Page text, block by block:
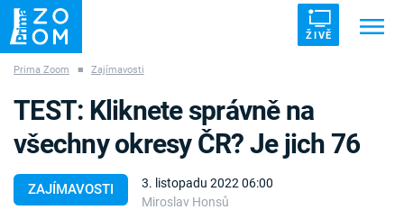
ŽIVĚ
ZÁHADY VETŘELCI DÁVNOVĚKU
Prima Zoom ■ Zajímavosti
ZAJÍMAVOSTI
3. listopadu 2022 06:00
Miroslav Honsů
TEST: Kliknete správně na
všechny okresy ČR? Je jich 76